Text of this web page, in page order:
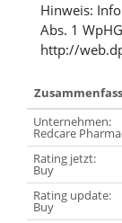
Hinweis:
Abs. 1
http://
Unternehmen:
Redcare
Rating jetzt:
Buy
Rating update:
Buy